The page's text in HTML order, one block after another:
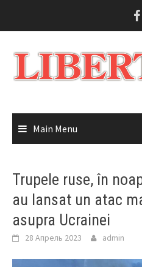
Main Menu
Trupele ruse, în
au lansat un atac
asupra Ucrainei
28 Апрель 2023 admin